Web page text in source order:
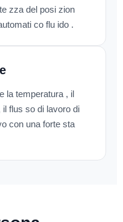
zza del posi zion
co flu ido .
la temperatura , il
flus so di lavoro di
con una forte sta